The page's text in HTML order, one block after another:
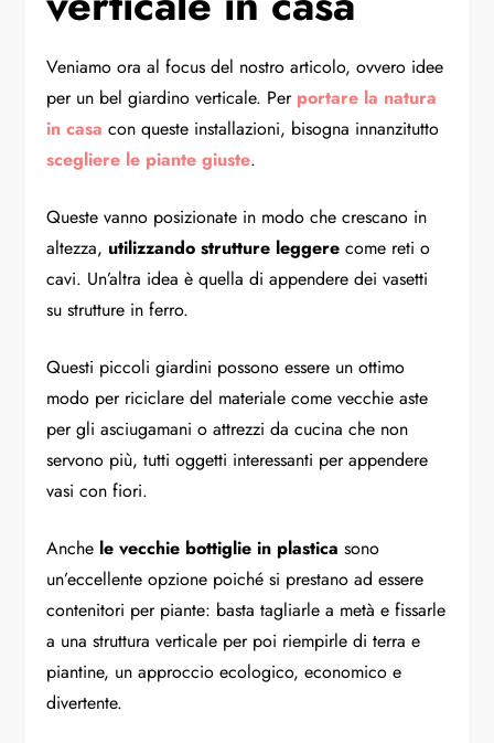
Veniamo ora al focus del nostro articolo, ovvero idee
per un bel giardino verticale. Per portare la natura
in casa con queste installazioni, bisogna innanzitutto
scegliere le piante giuste.
Queste vanno posizionate in modo che crescano in
altezza, utilizzando strutture leggere come reti o
cavi. Un’altra idea è quella di appendere dei vasetti
su strutture in ferro.
Questi piccoli giardini possono essere un ottimo
modo per riciclare del materiale come vecchie aste
per gli asciugamani o attrezzi da cucina che non
servono più, tutti oggetti interessanti per appendere
vasi con fiori.
Anche le vecchie bottiglie in plastica sono
un’eccellente opzione poiché si prestano ad essere
contenitori per piante: basta tagliarle a metà e fissarle
a una struttura verticale per poi riempirle di terra e
piantine, un approccio ecologico, economico e
divertente.